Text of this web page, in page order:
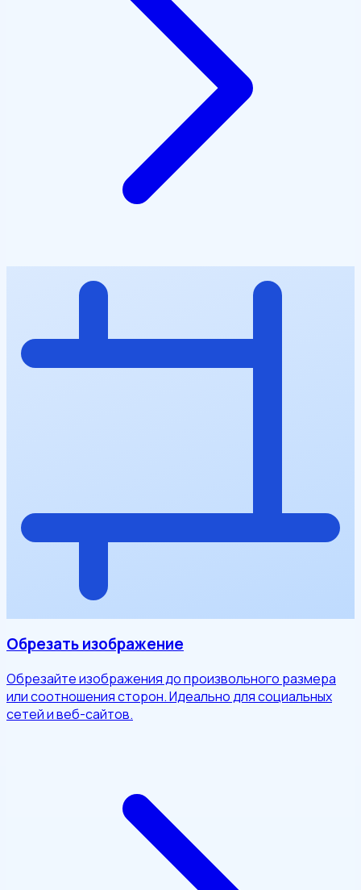
Обрезать изображение
Обрезайте изображения до произвольного размера
или соотношения сторон. Идеально для социальных
сетей и веб-сайтов.